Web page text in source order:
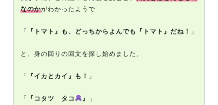
なのかがわかったようで
「 『トマト』も、どっちからよんでも『トマト』だね！ 」
と、身の回りの回文を探し始めました。
「 『イカとカイ』も！ 」
「 『コタツ タコ 』 」